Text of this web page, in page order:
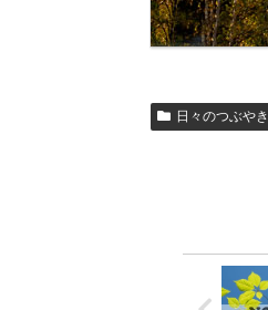
日々のつぶやき